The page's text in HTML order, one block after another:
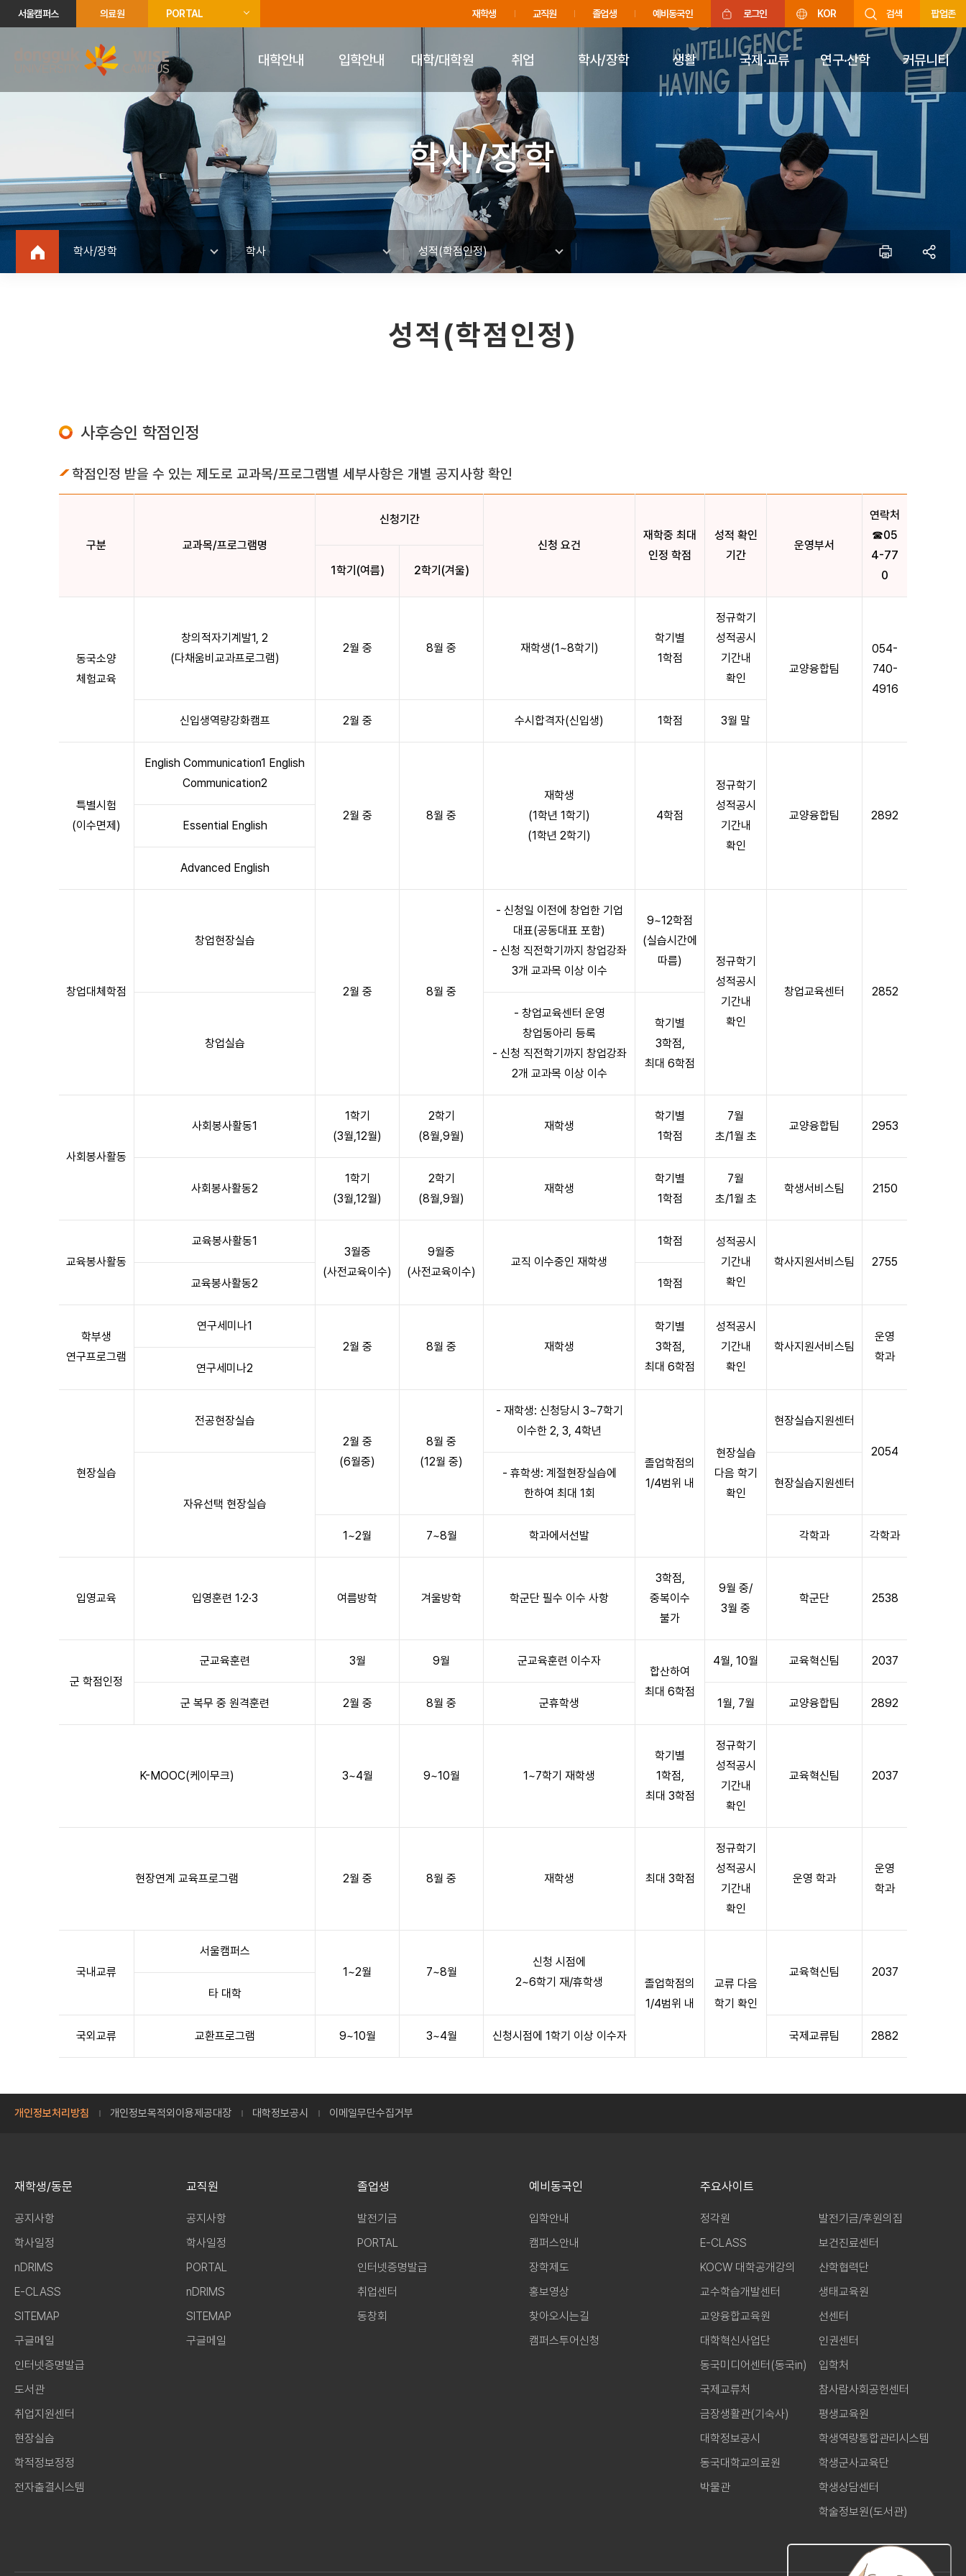
주메뉴 바로가기
푸터 바로가기
서울캠퍼스 의료원 PORTAL 재학생 교직원 졸업생 예비동국인 로그인 KOR 검색 팝업존
대학안내 입학안내 대학/대학원 취업 학사/장학 생활 국제·교류 연구·산학 커뮤니티
학사/장학
학사/장학 학사 성적(학점인정)
성적(학점인정)
사후승인 학점인정
학점인정 받을 수 있는 제도로 교과목/프로그램별 세부사항은 개별 공지사항 확인
구분 교과목/프로그램명
신청기간
신청 요건
재학중 최대
인정 학점
성적 확인
기간
운영부서
연락처
☎05
4-77
0
1학기(여름) 2학기(겨울)
동국소양
체험교육
창의적자기계발1, 2
(다채움비교과프로그램)
2월 중 8월 중 재학생(1~8학기)
학기별
1학점
정규학기
성적공시
기간내
확인
교양융합팀
054-
740-
4916
신입생역량강화캠프 2월 중 수시합격자(신입생) 1학점 3월 말
특별시험
(이수면제)
English Communication1 English
Communication2
2월 중 8월 중
재학생
(1학년 1학기)
(1학년 2학기)
4학점
정규학기
성적공시
기간내
확인
교양융합팀 2892
Essential English
Advanced English
창업대체학점
창업현장실습
2월 중 8월 중
- 신청일 이전에 창업한 기업
대표(공동대표 포함)
- 신청 직전학기까지 창업강좌
3개 교과목 이상 이수
9~12학점
(실습시간에
따름)
정규학기
성적공시
기간내
확인
창업교육센터 2852
창업실습
- 창업교육센터 운영
창업동아리 등록
- 신청 직전학기까지 창업강좌
2개 교과목 이상 이수
학기별
3학점,
최대 6학점
사회봉사활동
사회봉사활동1
1학기
(3월,12월)
2학기
(8월,9월)
재학생
학기별
1학점
7월
초/1월 초
교양융합팀 2953
사회봉사활동2
1학기
(3월,12월)
2학기
(8월,9월)
재학생
학기별
1학점
7월
초/1월 초
학생서비스팀 2150
교육봉사활동
교육봉사활동1
3월중
(사전교육이수)
9월중
(사전교육이수)
교직 이수중인 재학생
1학점
성적공시
기간내
확인
학사지원서비스팀
2755
교육봉사활동2
1학점
학부생
연구프로그램
연구세미나1
2월 중
8월 중 재학생
학기별
3학점,
최대 6학점
성적공시
기간내
확인
학사지원서비스팀
운영
학과
연구세미나2
현장실습
전공현장실습
2월 중
(6월중)
8월 중
(12월 중)
- 재학생: 신청당시 3~7학기
이수한 2, 3, 4학년
졸업학점의
1/4범위 내
현장실습
다음 학기
확인
현장실습지원센터
2054
자유선택 현장실습
- 휴학생: 계절현장실습에
한하여 최대 1회
현장실습지원센터
1~2월 7~8월 학과에서선발 각학과 각학과
입영교육 입영훈련 1·2·3 여름방학 겨울방학 학군단 필수 이수 사항
3학점,
중복이수
불가
9월 중/
3월 중
학군단 2538
군 학점인정
군교육훈련 3월 9월 군교육훈련 이수자
합산하여
최대 6학점
4월, 10월 교육혁신팀 2037
군 복무 중 원격훈련 2월 중 8월 중 군휴학생 1월, 7월 교양융합팀 2892
K-MOOC(케이무크) 3~4월 9~10월 1~7학기 재학생
학기별
1학점,
최대 3학점
정규학기
성적공시
기간내
확인
교육혁신팀 2037
현장연계 교육프로그램 2월 중 8월 중 재학생 최대 3학점
정규학기
성적공시
기간내
확인
운영 학과
운영
학과
국내교류
서울캠퍼스
1~2월
7~8월
신청 시점에
2~6학기 재/휴학생
졸업학점의
1/4범위 내
교류 다음
학기 확인
교육혁신팀
2037
타 대학
국외교류 교환프로그램 9~10월 3~4월 신청시점에 1학기 이상 이수자 국제교류팀 2882
개인정보처리방침 개인정보목적외이용제공대장 대학정보공시 이메일무단수집거부
재학생/동문
공지사항
학사일정
nDRIMS
E-CLASS
SITEMAP
구글메일
인터넷증명발급
도서관
취업지원센터
현장실습
학적정보정정
전자출결시스템
교직원
공지사항
학사일정
PORTAL
nDRIMS
SITEMAP
구글메일
졸업생
발전기금
PORTAL
인터넷증명발급
취업센터
동창회
예비동국인
입학안내
캠퍼스안내
장학제도
홍보영상
찾아오시는길
캠퍼스투어신청
주요사이트
정각원
E-CLASS
KOCW 대학공개강의
교수학습개발센터
교양융합교육원
대학혁신사업단
동국미디어센터(동국in)
국제교류처
금장생활관(기숙사)
대학정보공시
동국대학교의료원
박물관
발전기금/후원의집
보건진료센터
산학협력단
생태교육원
선센터
인권센터
입학처
참사람사회공헌센터
평생교육원
학생역량통합관리시스템
학생군사교육단
학생상담센터
학술정보원(도서관)